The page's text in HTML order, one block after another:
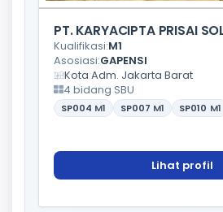
PT. KARYACIPTA PRISAI
Kualifikasi:M1
Asosiasi:GAPENSI
Kota Adm. Jakarta Barat
4 bidang SBU
SP004 M1 SP007 M1 SP010 M1
Lihat profil